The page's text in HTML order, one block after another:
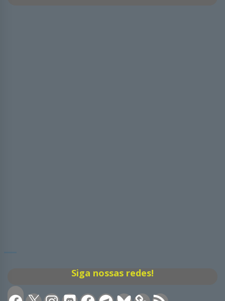
Siga nossas redes!
Facebook
X Instagram
DiscordFacebookTelegramBluesky Feed